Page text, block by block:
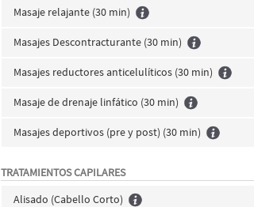
Masaje relajante (30 min)
Masajes Descontracturante (30 min)
Masajes reductores anticelulíticos (30 min)
Masaje de drenaje linfático (30 min)
Masajes deportivos (pre y post) (30 min)
TRATAMIENTOS CAPILARES
Alisado (Cabello Corto)